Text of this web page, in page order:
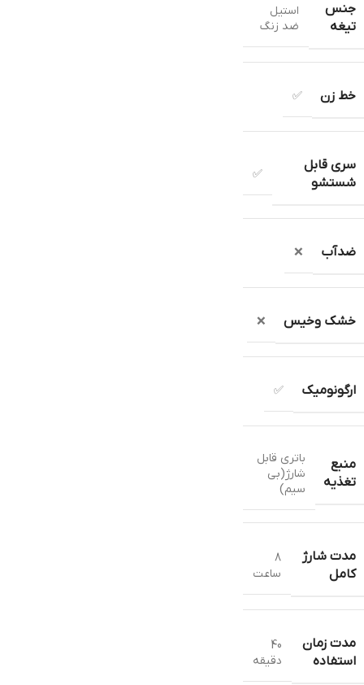
جنس
تیغه
استيل
ضد زنگ
خط زن ✅
سری قابل
شستشو
✅
ضدآب ❌
خشک وخیس ❌
ارگونومیک ✅
منبع
تغذیه
باتری قابل
شارژ(بی
سیم)
مدت شارژ
کامل
8
ساعت
مدت زمان
استفاده
40
دقیقه